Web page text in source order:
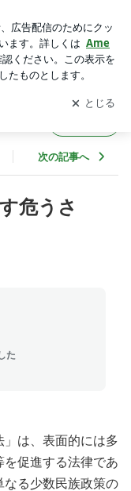
を受け取りまし
開く
次の記事へ
危うさ
た
は、表面的には多
を促進する法律であ
なる少数民族政策の